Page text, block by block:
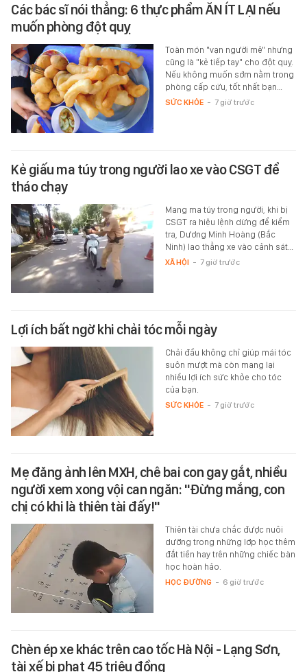
Các bác sĩ nói thẳng: 6 thực phẩm ĂN ÍT LẠI nếu
muốn phòng đột quỵ
Toàn món "vạn người mê" nhưng
cũng là "kẻ tiếp tay" cho đột quỵ.
Nếu không muốn sớm nằm trong
phòng cấp cứu, tốt nhất bạn…
SỨC KHỎE - 7 giờ trước
Kẻ giấu ma túy trong người lao xe vào CSGT để
tháo chạy
Mang ma túy trong người, khi bị
CSGT ra hiệu lệnh dừng để kiểm
tra, Dương Minh Hoàng (Bắc
Ninh) lao thẳng xe vào cảnh sát…
XÃ HỘI - 7 giờ trước
Lợi ích bất ngờ khi chải tóc mỗi ngày
Chải đầu không chỉ giúp mái tóc
suôn mượt mà còn mang lại
nhiều lợi ích sức khỏe cho tóc
của bạn.
SỨC KHỎE - 7 giờ trước
Mẹ đăng ảnh lên MXH, chê bai con gay gắt, nhiều
người xem xong vội can ngăn: "Đừng mắng, con
chị có khi là thiên tài đấy!"
Thiên tài chưa chắc được nuôi
dưỡng trong những lớp học thêm
đắt tiền hay trên những chiếc bàn
học hoàn hảo.
HỌC ĐƯỜNG - 6 giờ trước
Chèn ép xe khác trên cao tốc Hà Nội - Lạng Sơn,
tài xế bị phạt 45 triệu đồng